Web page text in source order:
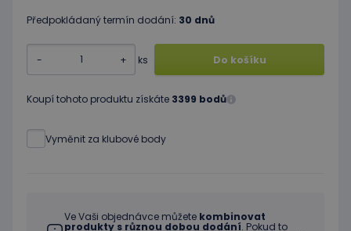
Předpokládaný termín dodání: 30 dnů
- + ks Do košíku
Koupí tohoto produktu získáte 3399 bodů
Vyměnit za klubové body
Ve Vaši objednávce můžete kombinovat
produkty s různou dobou dodání. Pokud to